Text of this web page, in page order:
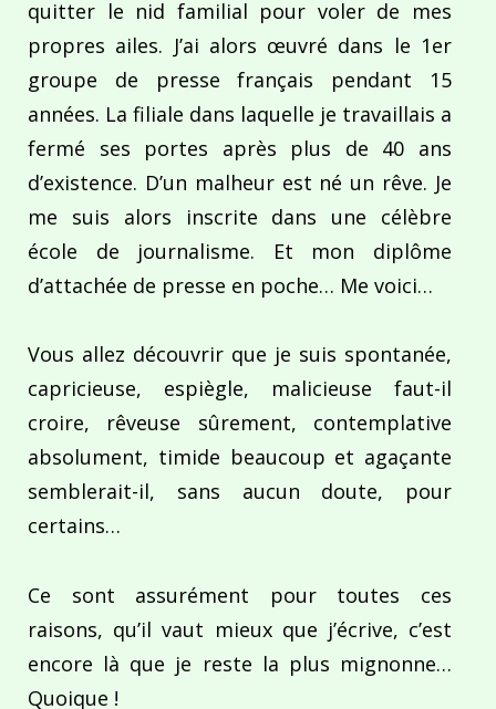
quitter le nid familial pour voler de mes
propres ailes. J’ai alors œuvré dans le 1er
groupe de presse français pendant 15
années. La filiale dans laquelle je travaillais a
fermé ses portes après plus de 40 ans
d’existence. D’un malheur est né un rêve. Je
me suis alors inscrite dans une célèbre
école de journalisme. Et mon diplôme
d’attachée de presse en poche… Me voici…
Vous allez découvrir que je suis spontanée,
capricieuse, espiègle, malicieuse faut-il
croire, rêveuse sûrement, contemplative
absolument, timide beaucoup et agaçante
semblerait-il, sans aucun doute, pour
certains…
Ce sont assurément pour toutes ces
raisons, qu’il vaut mieux que j’écrive, c’est
encore là que je reste la plus mignonne…
Quoique !